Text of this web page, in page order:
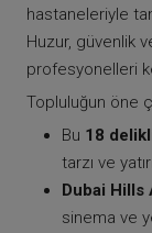
hastaneleriyle
Huzur, güvenlik
profesyonelleri
Topluluğun öne
Bu 18
tarzı ve
Dubai Hills
sinema ve